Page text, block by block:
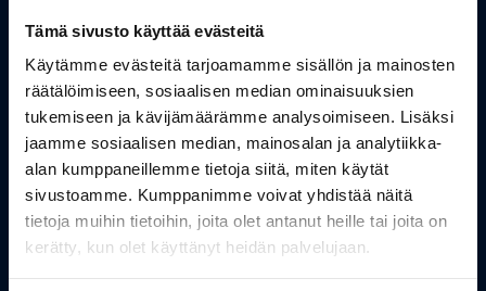
Tämä sivusto käyttää evästeitä
Käytämme evästeitä tarjoamamme sisällön ja mainosten
räätälöimiseen, sosiaalisen median ominaisuuksien
tukemiseen ja kävijämäärämme analysoimiseen. Lisäksi
jaamme sosiaalisen median, mainosalan ja analytiikka-
alan kumppaneillemme tietoja siitä, miten käytät
sivustoamme. Kumppanimme voivat yhdistää näitä
tietoja muihin tietoihin, joita olet antanut heille tai joita on
kerätty, kun olet käyttänyt heidän palvelujaan.
Tuotteet
Työsuhdepyörä
Info
Takuu ja palautukset